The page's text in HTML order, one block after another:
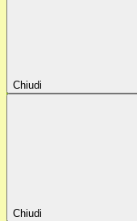
Chiudi
Chiudi